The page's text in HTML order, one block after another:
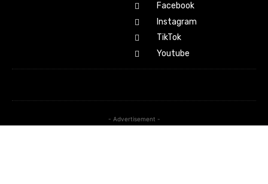
Facebook
Instagram
TikTok
Youtube
- Advertisement -